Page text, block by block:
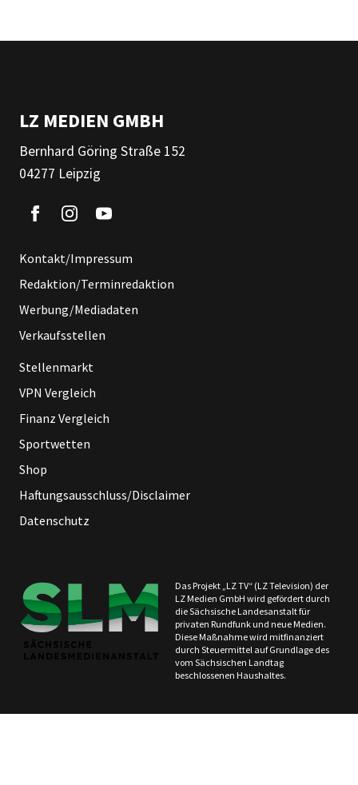
LZ MEDIEN GMBH
Bernhard Göring Straße 152
04277 Leipzig
Kontakt/Impressum
Redaktion/Terminredaktion
Werbung/Mediadaten
Verkaufsstellen
Stellenmarkt
VPN Vergleich
Finanz Vergleich
Sportwetten
Shop
Haftungsausschluss/Disclaimer
Datenschutz
Das Projekt „LZ TV“ (LZ Television) der
LZ Medien GmbH wird gefördert durch
die Sächsische Landesanstalt für
privaten Rundfunk und neue Medien.
Diese Maßnahme wird mitfinanziert
durch Steuermittel auf Grundlage des
vom Sächsischen Landtag
beschlossenen Haushaltes.